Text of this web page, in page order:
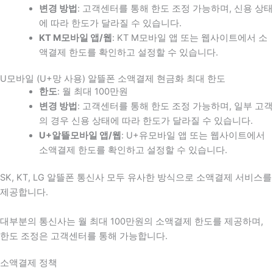
변경 방법 : 고객센터를 통해 한도 조정 가능하며, 신용 상태
에 따라 한도가 달라질 수 있습니다.
KT M모바일 앱/웹 : KT M모바일 앱 또는 웹사이트에서 소
액결제 한도를 확인하고 설정할 수 있습니다.
U모바일 (U+망 사용) 알뜰폰 소액결제 현금화 최대 한도
한도: 월 최대 100만원
변경 방법 : 고객센터를 통해 한도 조정 가능하며, 일부 고객
의 경우 신용 상태에 따라 한도가 달라질 수 있습니다.
U+알뜰모바일 앱/웹 : U+유모바일 앱 또는 웹사이트에서
소액결제 한도를 확인하고 설정할 수 있습니다.
SK, KT, LG 알뜰폰 통신사 모두 유사한 방식으로 소액결제 서비스를
제공합니다.
대부분의 통신사는 월 최대 100만원의 소액결제 한도를 제공하며,
한도 조정은 고객센터를 통해 가능합니다.
소액결제 정책